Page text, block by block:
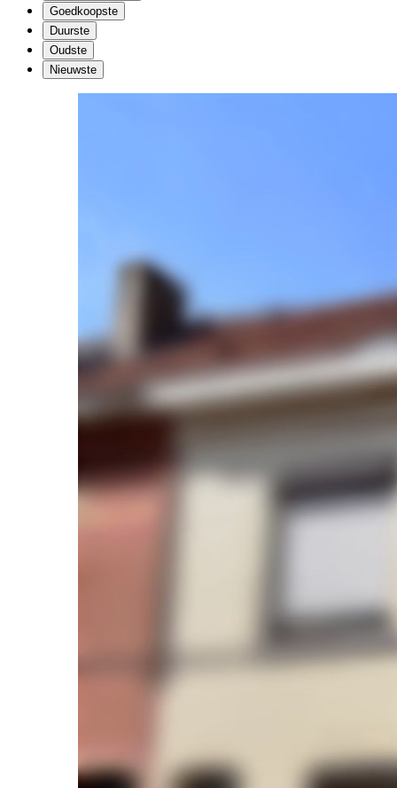
Goedkoopste
Duurste
Oudste
Nieuwste